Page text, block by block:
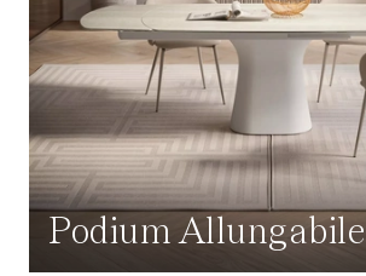
Podium Allungabile